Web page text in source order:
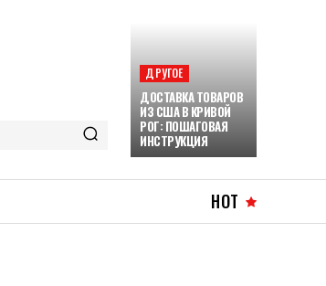
ДРУГОЕ
ДОСТАВКА ТОВАРОВ
ИЗ США В КРИВОЙ
РОГ: ПОШАГОВАЯ
ИНСТРУКЦИЯ
HOT